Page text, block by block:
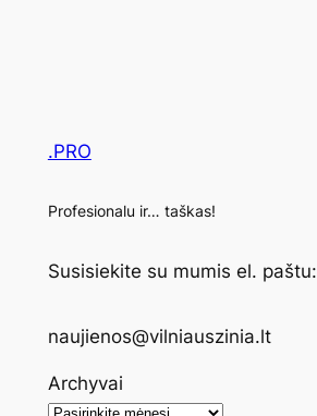
.PRO
Profesionalu ir… taškas!
Susisiekite su mumis el. paštu:
naujienos@vilniauszinia.lt
Archyvai